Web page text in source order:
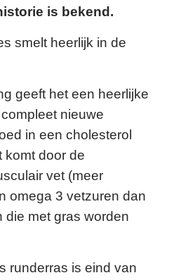
is bekend.
smelt heerlijk in de
geeft het een heerlijke
nieuwe
in een cholesterol
komt door de
vet (meer
omega 3 vetzuren dan
die met gras worden
runderras is eind van